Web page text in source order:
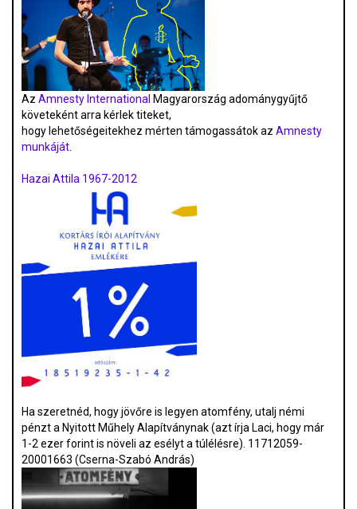
Az Amnesty International Magyarország adománygyűjtő
követeként arra kérlek titeket,
hogy lehetőségeitekhez mérten támogassátok az Amnesty
munkáját.
Hazai Attila 1967-2012
Ha szeretnéd, hogy jövőre is legyen atomfény, utalj némi
pénzt a Nyitott Műhely Alapítványnak (azt írja Laci, hogy már
1-2 ezer forint is növeli az esélyt a túlélésre). 11712059-
20001663 (Cserna-Szabó András)